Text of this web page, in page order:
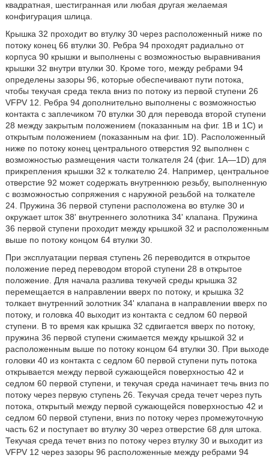
квадратная, шестигранная или любая другая желаемая
конфигурация шлица.
Крышка 32 проходит во втулку 30 через расположенный ниже по
потоку конец 66 втулки 30. Ребра 94 проходят радиально от
корпуса 90 крышки и выполнены с возможностью выравнивания
крышки 32 внутри втулки 30. Кроме того, между ребрами 94
определены зазоры 96, которые обеспечивают пути потока,
чтобы текучая среда текла вниз по потоку из первой ступени 26
VFPV 12. Ребра 94 дополнительно выполнены с возможностью
контакта с заплечиком 70 втулки 30 для перевода второй ступени
28 между закрытым положением (показанным на фиг. 1B и 1C) и
открытым положением (показанным на фиг. 1D). Расположенный
ниже по потоку конец центрального отверстия 92 выполнен с
возможностью размещения части толкателя 24 (фиг. 1A—1D) для
прикрепления крышки 32 к толкателю 24. Например, центральное
отверстие 92 может содержать внутреннюю резьбу, выполненную
с возможностью сопряжения с наружной резьбой на толкателе
24. Пружина 36 первой ступени расположена во втулке 30 и
окружает шток 38' внутреннего золотника 34' клапана. Пружина
36 первой ступени проходит между крышкой 32 и расположенным
выше по потоку концом 64 втулки 30.
При эксплуатации первая ступень 26 переводится в открытое
положение перед переводом второй ступени 28 в открытое
положение. Для начала разлива текучей среды крышка 32
перемещается в направлении вверх по потоку, и крышка 32
толкает внутренний золотник 34' клапана в направлении вверх по
потоку, и головка 40 выходит из контакта с седлом 60 первой
ступени. В то время как крышка 32 сдвигается вверх по потоку,
пружина 36 первой ступени сжимается между крышкой 32 и
расположенным выше по потоку концом 64 втулки 30. При выходе
головки 40 из контакта с седлом 60 первой ступени путь потока
открывается между первой сужающейся поверхностью 42 и
седлом 60 первой ступени, и текучая среда начинает течь вниз по
потоку через первую ступень 26. Текучая среда течет через путь
потока, открытый между первой сужающейся поверхностью 42 и
седлом 60 первой ступени, вниз по потоку через промежуточную
часть 62 и поступает во втулку 30 через отверстие 68 для штока.
Текучая среда течет вниз по потоку через втулку 30 и выходит из
VFPV 12 через зазоры 96 расположенные между ребрами 94